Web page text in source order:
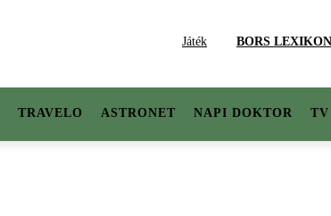
Játék BORS LEXIKON
TRAVELO ASTRONET NAPI DOKTOR TV